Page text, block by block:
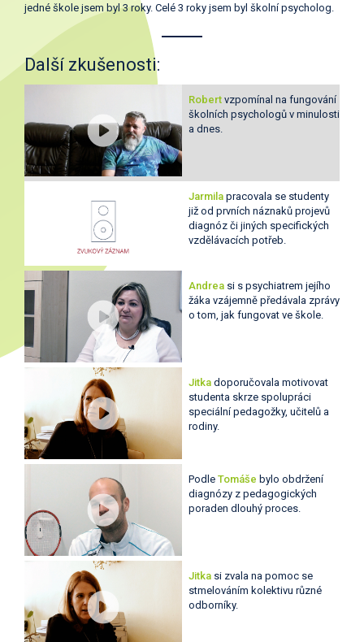
jedné škole jsem byl 3 roky. Celé 3 roky jsem byl školní psycholog.
Další zkušenosti:
Robertvzpomínal na fungování
školních psychologů v minulosti
a dnes.
Jarmila pracovala se studenty
již od prvních náznaků projevů
diagnóz či jiných specifických
vzdělávacích potřeb.
Andrea si s psychiatrem jejího
žáka vzájemně předávala zprávy
o tom, jak fungovat ve škole.
Jitka doporučovala motivovat
studenta skrze spolupráci
speciální pedagožky, učitelů a
rodiny.
Podle Tomáše bylo obdržení
diagnózy z pedagogických
poraden dlouhý proces.
Jitka si zvala na pomoc se
stmelováním kolektivu různé
odborníky.